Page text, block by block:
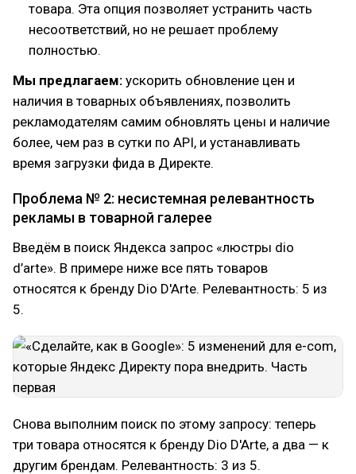
товара. Эта опция позволяет устранить часть
несоответствий, но не решает проблему
полностью.
Мы предлагаем: ускорить обновление цен и
наличия в товарных объявлениях, позволить
рекламодателям самим обновлять цены и наличие
более, чем раз в сутки по API, и устанавливать
время загрузки фида в Директе.
Проблема № 2: несистемная релевантность
рекламы в товарной галерее
Введём в поиск Яндекса запрос «люстры dio
d’arte». В примере ниже все пять товаров
относятся к бренду Dio D'Arte. Релевантность: 5 из
5.
Снова выполним поиск по этому запросу: теперь
три товара относятся к бренду Dio D'Arte, а два — к
другим брендам. Релевантность: 3 из 5.